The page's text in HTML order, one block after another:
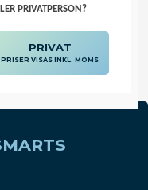
PRIVATPERSON?
PRIVAT
PRISER VISAS INKL. MOMS